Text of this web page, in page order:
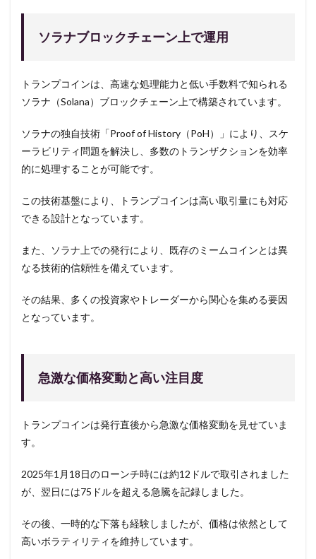
ソラナブロックチェーン上で運用
トランプコインは、高速な処理能力と低い手数料で知られる
ソラナ（Solana）ブロックチェーン上で構築されています。
ソラナの独自技術「Proof of History（PoH）」により、スケ
ーラビリティ問題を解決し、多数のトランザクションを効率
的に処理することが可能です。
この技術基盤により、トランプコインは高い取引量にも対応
できる設計となっています。
また、ソラナ上での発行により、既存のミームコインとは異
なる技術的信頼性を備えています。
その結果、多くの投資家やトレーダーから関心を集める要因
となっています。
急激な価格変動と高い注目度
トランプコインは発行直後から急激な価格変動を見せていま
す。
2025年1月18日のローンチ時には約12ドルで取引されました
が、翌日には75ドルを超える急騰を記録しました。
その後、一時的な下落も経験しましたが、価格は依然として
高いボラティリティを維持しています。